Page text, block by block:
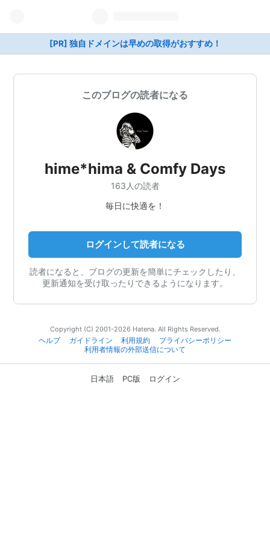
[PR] 独自ドメインは早めの取得がおすすめ！
このブログの読者になる
hime*hima & Comfy Days
163人の読者
毎日に快適を！
ログインして読者になる
読者になると、ブログの更新を簡単にチェックしたり、
更新通知を受け取ったりできるようになります。
Copyright (C) 2001-2026 Hatena. All Rights Reserved.
ヘルプ
ガイドライン 利用規約
プライバシーポリシー
利用者情報の外部送信について
日本語 PC版 ログイン